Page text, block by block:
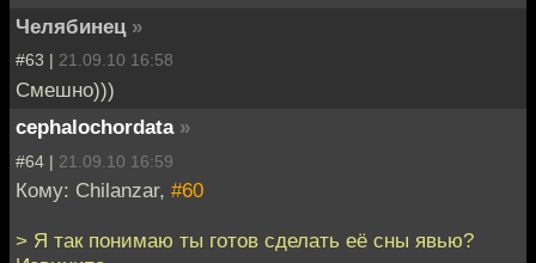
Челябинец »
#63 | 21.09.10 16:58
Смешно)))
cephalochordata »
#64 | 21.09.10 16:59
Кому: Chilanzar, #60
> Я так понимаю ты готов сделать её сны явью?